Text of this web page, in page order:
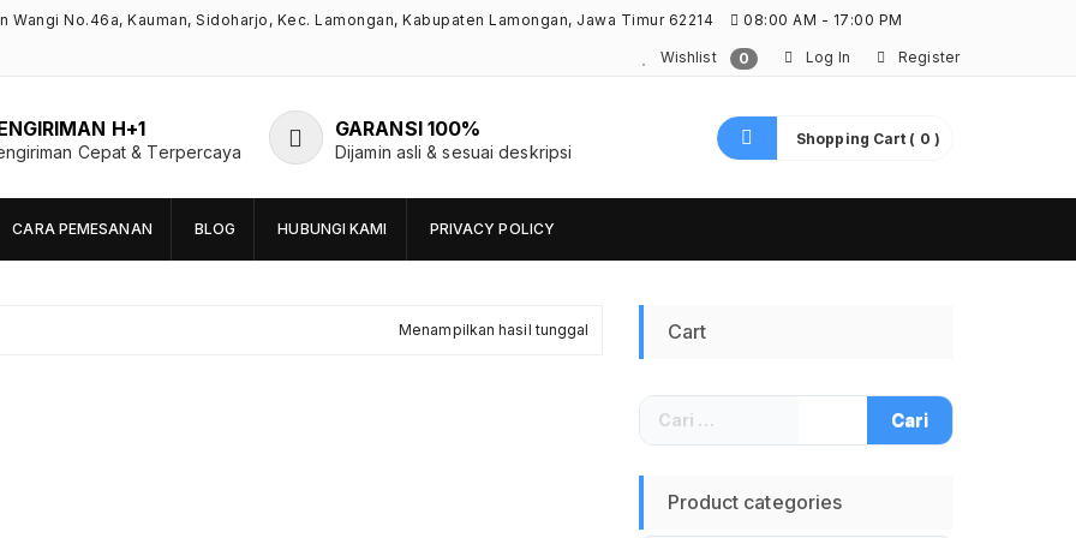
Wangi No.46a, Kauman, Sidoharjo, Kec. Lamongan, Kabupaten Lamongan, Jawa Timur 62214 08:00 AM - 17:00 PM
Wishlist 0 Log In Register
H+1
Cepat & Terpercaya
GARANSI 100%
Dijamin asli & sesuai deskripsi
Shopping Cart ( 0 )
CARA PEMESANAN BLOG HUBUNGI KAMI PRIVACY POLICY
Menampilkan hasil tunggal Cart
Cari
untuk:
Product categories